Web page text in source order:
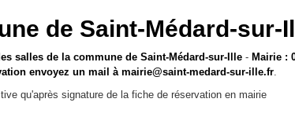
de Saint-Médard-sur-
salles de la commune de Saint-Médard-sur-Ille - Mairie :
envoyez un mail àmairie@saint-medard-sur-ille.fr.
qu'après signature de la fiche de réservation en mairie